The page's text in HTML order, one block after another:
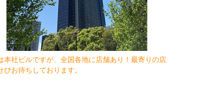
本社ビルですが、全国各地に店舗あり！最寄りの店
びお待ちしております。